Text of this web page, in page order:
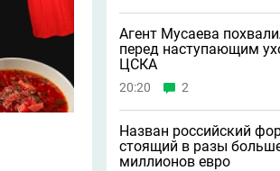
Агент Мусаева
перед наступающим
ЦСКА
20:20 2
Назван российский
стоящий в разы
миллионов евро